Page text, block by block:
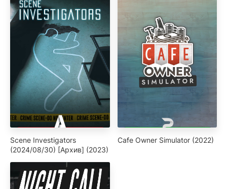
Scene Investigators
(2024/08/30) [Архив] (2023)
Cafe Owner Simulator (2022)